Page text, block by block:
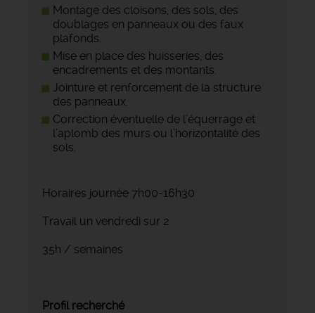
Montage des cloisons, des sols, des
doublages en panneaux ou des faux
plafonds.
Mise en place des huisseries, des
encadrements et des montants.
Jointure et renforcement de la structure
des panneaux.
Correction éventuelle de l’équerrage et
l’aplomb des murs ou l’horizontalité des
sols.
Horaires journée 7h00-16h30
Travail un vendredi sur 2
35h / semaines
Profil recherché